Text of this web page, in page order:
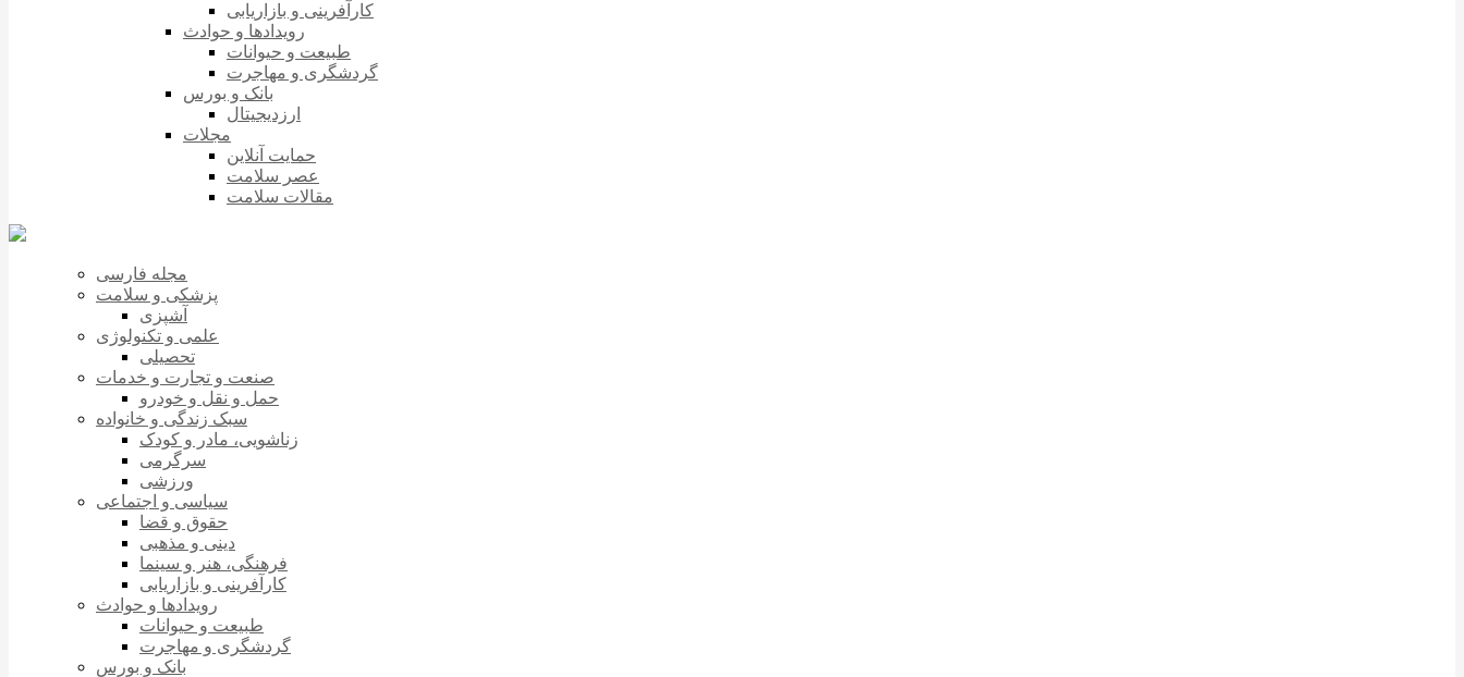
کارآفرینی و بازاریابی
رویدادها و حوادث
طبیعت و حیوانات
گردشگری و مهاجرت
بانک و بورس
ارزدیجیتال
مجلات
حمایت آنلاین
عصر سلامت
مقالات سلامت
مجله فارسی
پزشکی و سلامت
آشپزی
علمی و تکنولوژی
تحصیلی
صنعت و تجارت و خدمات
حمل و نقل و خودرو
سبک زندگی و خانواده
زناشویی، مادر و کودک
سرگرمی
ورزشی
سیاسی و اجتماعی
حقوق و قضا
دینی و مذهبی
فرهنگی، هنر و سینما
کارآفرینی و بازاریابی
رویدادها و حوادث
طبیعت و حیوانات
گردشگری و مهاجرت
بانک و بورس